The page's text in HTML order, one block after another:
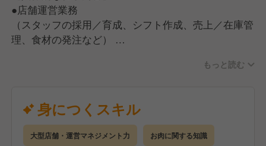
●店舗運営業務
（スタッフの採用／育成、シフト作成、売上／在庫管
理、食材の発注など）
（お客さま対応、ご案内、オーダー受付、料理、ドリ
【入社後の流れ】
手厚い研修とサポート体制を完備しているので、店舗
運営の経験がない方でも安心してスタートできます。
●座学研修（2日間）
もっと読む
身につくスキル
大型店舗・運営マネジメント力 お肉に関する知識